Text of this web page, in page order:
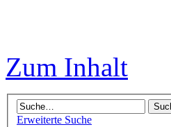
Zum Inhalt
Erweiterte Suche